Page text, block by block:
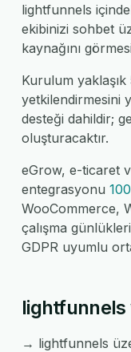
lightfunnels
ekibinizi sohbet
kaynağını
Kurulum
yetkilendirmesini
desteği dahildir;
oluşturacaktır.
eGrow, e-ticaret
entegrasyonu
WooCommerce,
çalışma
GDPR uyumlu
lightfunnels
→ lightfunnels